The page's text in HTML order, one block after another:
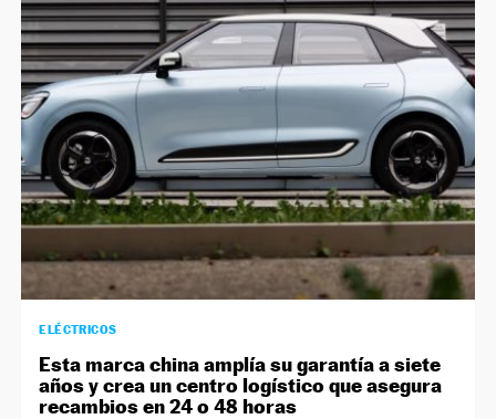
ELÉCTRICOS
Esta marca china amplía su garantía a siete
años y crea un centro logístico que asegura
recambios en 24 o 48 horas